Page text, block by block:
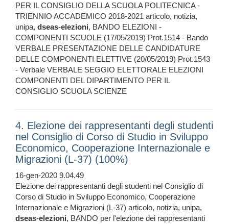
PER IL CONSIGLIO DELLA SCUOLA POLITECNICA -
TRIENNIO ACCADEMICO 2018-2021 articolo, notizia,
unipa, dseas-elezioni, BANDO ELEZIONI -
COMPONENTI SCUOLE (17/05/2019) Prot.1514 - Bando
VERBALE PRESENTAZIONE DELLE CANDIDATURE
DELLE COMPONENTI ELETTIVE (20/05/2019) Prot.1543
- Verbale VERBALE SEGGIO ELETTORALE ELEZIONI
COMPONENTI DEL DIPARTIMENTO PER IL
CONSIGLIO SCUOLA SCIENZE
4. Elezione dei rappresentanti degli studenti
nel Consiglio di Corso di Studio in Sviluppo
Economico, Cooperazione Internazionale e
Migrazioni (L-37) (100%)
16-gen-2020 9.04.49
Elezione dei rappresentanti degli studenti nel Consiglio di
Corso di Studio in Sviluppo Economico, Cooperazione
Internazionale e Migrazioni (L-37) articolo, notizia, unipa,
dseas-elezioni, BANDO per l'elezione dei rappresentanti